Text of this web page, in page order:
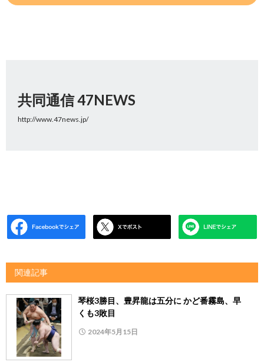
共同通信 47NEWS
http://www.47news.jp/
関連記事
琴桜3勝目、豊昇龍は五分に かど番霧島、早
くも3敗目
2024年5月15日